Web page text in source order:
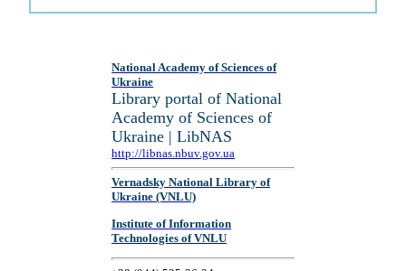
National Academy of Sciences of
Ukraine
Library portal of National
Academy of Sciences of
Ukraine | LibNAS
http://libnas.nbuv.gov.ua
Vernadsky National Library of
Ukraine (VNLU)
Institute of Information
Technologies of VNLU